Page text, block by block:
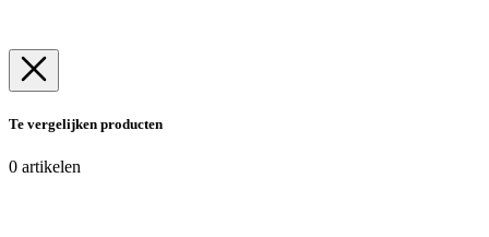
Te vergelijken producten
0 artikelen